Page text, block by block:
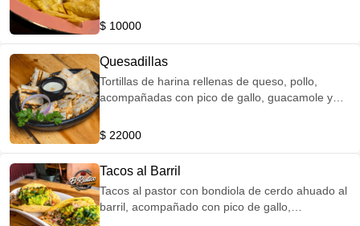
$ 10000
Quesadillas
Tortillas de harina rellenas de queso, pollo,
acompañadas con pico de gallo, guacamole y
$ 22000
Tacos al Barril
Tacos al pastor con bondiola de cerdo ahuado al
barril, acompañado con pico de gallo,